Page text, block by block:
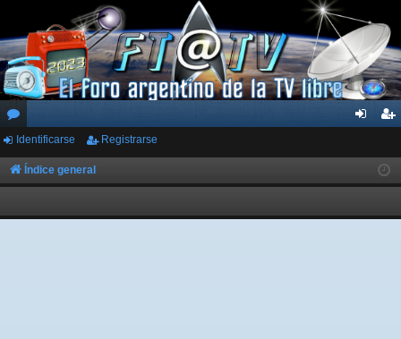
or
os
ar
ist
rs
Identificarse Registrarse
Índice general